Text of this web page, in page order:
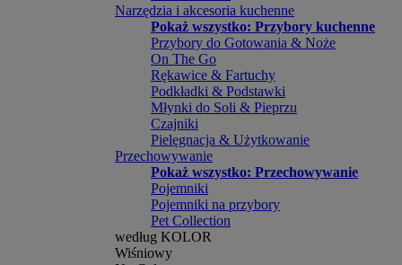
Narzędzia i akcesoria kuchenne
Pokaż wszystko: Przybory kuchenne
Przybory do Gotowania & Noże
On The Go
Rękawice & Fartuchy
Podkładki & Podstawki
Młynki do Soli & Pieprzu
Czajniki
Pielęgnacja & Użytkowanie
Przechowywanie
Pokaż wszystko: Przechowywanie
Pojemniki
Pojemniki na przybory
Pet Collection
według KOLOR
Wiśniowy